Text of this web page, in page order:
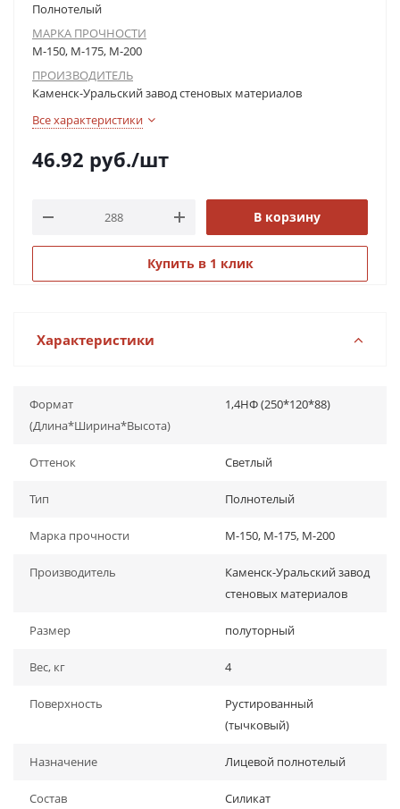
Полнотелый
МАРКА ПРОЧНОСТИ
М-150, М-175, М-200
ПРОИЗВОДИТЕЛЬ
Каменск-Уральский завод стеновых материалов
Все характеристики
46.92 руб./шт
В корзину
Купить в 1 клик
Характеристики
Формат
(Длина*Ширина*Высота)
1,4НФ (250*120*88)
Оттенок Светлый
Тип Полнотелый
Марка прочности М-150, М-175, М-200
Производитель
Каменск-Уральский завод
стеновых материалов
Размер полуторный
Вес, кг 4
Поверхность
Рустированный
(тычковый)
Назначение Лицевой полнотелый
Состав Силикат